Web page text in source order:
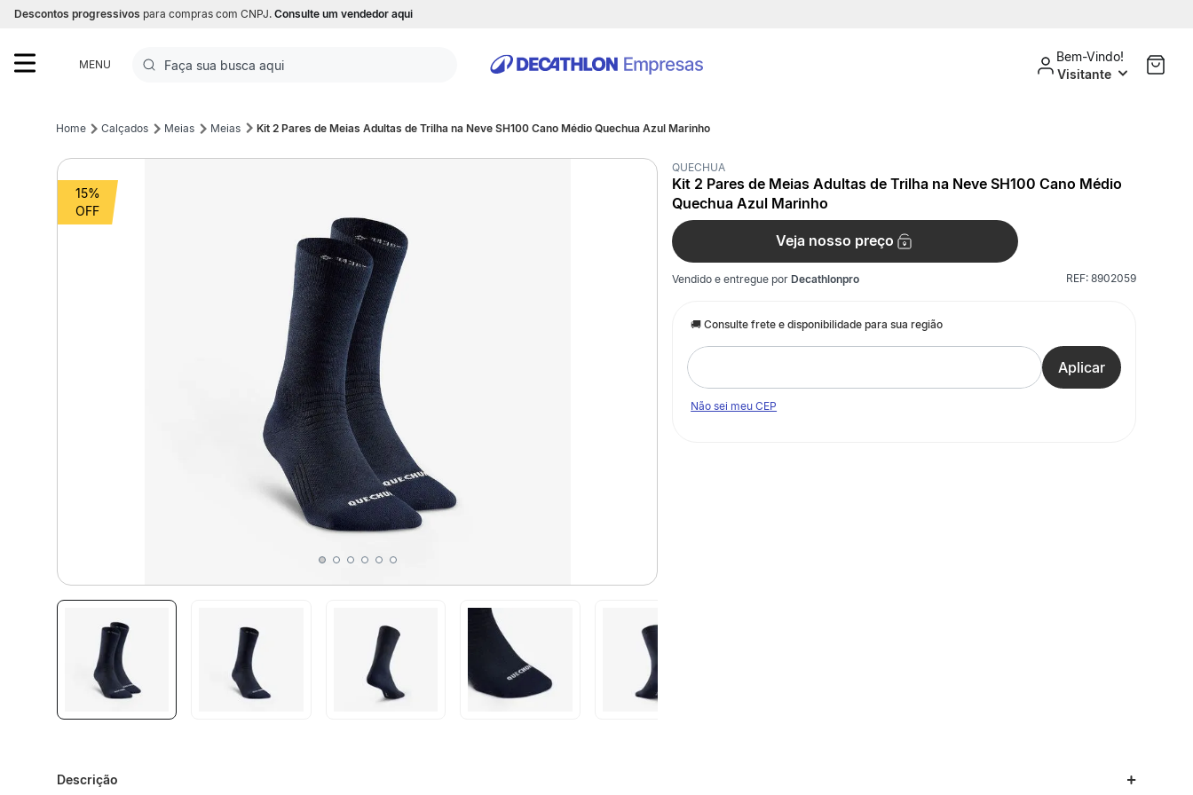
Descontos progressivos para compras com CNPJ. Consulte um vendedor aqui
MENU
Faça sua busca aqui
1ºFutebol
Bem-Vindo!
Visitante
Calçados Meias Meias Kit 2 Pares de Meias Adultas de Trilha na Neve SH100 Cano Médio Quechua Azul Marinho
15%
QUECHUA
Kit 2 Pares de Meias Adultas de Trilha na Neve SH100 Cano Médio
Quechua Azul Marinho
Veja nosso preço
Vendido e entregue porDecathlonpro REF: 8902059
Não sei meu CEP
Descrição